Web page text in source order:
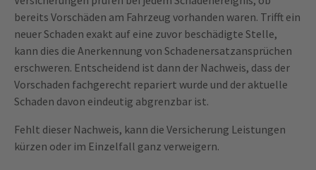
bereits Vorschäden am Fahrzeug vorhanden waren. Trifft ein
neuer Schaden exakt auf eine zuvor beschädigte Stelle,
kann dies die Anerkennung von Schadenersatzansprüchen
erschweren. Entscheidend ist dann der Nachweis, dass der
Vorschaden fachgerecht repariert wurde und der aktuelle
Schaden davon eindeutig abgrenzbar ist.
Fehlt dieser Nachweis, kann die Versicherung Leistungen
kürzen oder im Einzelfall ganz verweigern.